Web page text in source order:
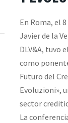
En Roma, el
Javier de la
DLV&A, tuvo
como
Futuro del
Evoluzioni»,
sector
La